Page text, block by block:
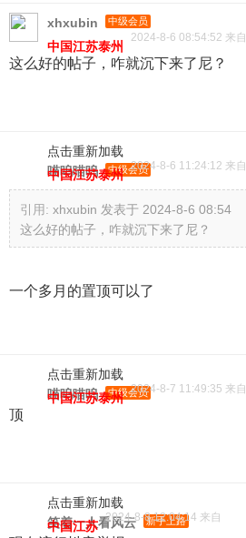
xhxubin 中级会员
2024-8-6 08:54:52 来自
中国江苏泰州
这么好的帖子，咋就沉下来了尼？
点击重新加载
喵呜喵呜 中级会员2024-8-6 11:24:12 来自
中国江苏泰州
引用: xhxubin 发表于 2024-8-6 08:54
这么好的帖子，咋就沉下来了尼？
一个多月的置顶可以了
点击重新加载
喵呜喵呜 中级会员2024-8-7 11:49:35 来自
中国江苏泰州
顶
点击重新加载
笑着一人看风云 新手上路
2024-8-8 12:04:14 来自
中国江苏